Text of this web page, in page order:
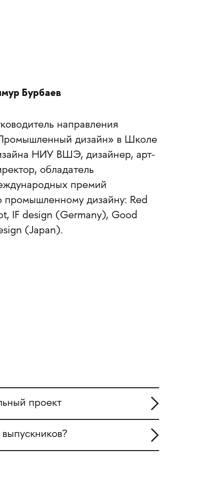
Бурбаев
направления
дизайн» в Школе
НИУ ВШЭ, дизайнер, арт-
обладатель
премий
промышленному дизайну: Red
IF design (Germany), Good
(Japan).
проект